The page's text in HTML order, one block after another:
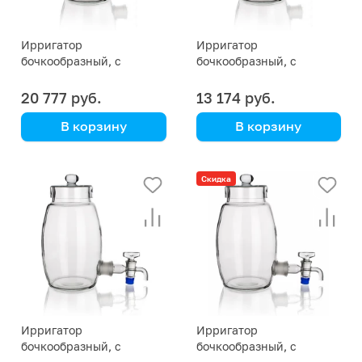
Ирригатор
бочкообразный, с
5000 мл
20 777 руб.
В корзину
(Кат. № 827/1632 415
603 956) (Simax)
Ирригатор
бочкообразный, с
3000 мл
13 174 руб.
В корзину
(Кат. № 827/1632 415
603 952) (Simax)
Ирригатор
бочкообразный, с
Скидка
Ирригатор
бочкообразный, с